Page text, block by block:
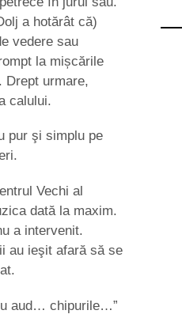
a hotărât că)
vedere sau
la mișcările
urmare,
calului.
pur şi simplu pe
Vechi al
dată la maxim.
a intervenit.
au ieşit afară să se
aud… chipurile…”